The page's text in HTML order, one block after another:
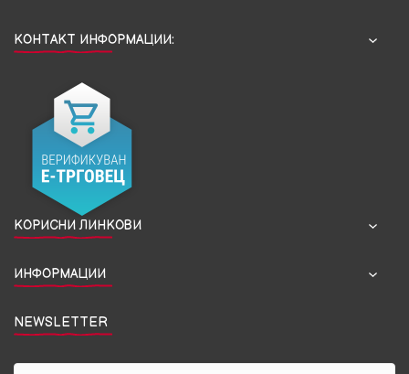
КОНТАКТ ИНФОРМАЦИИ:
КОРИСНИ ЛИНКОВИ
ИНФОРМАЦИИ
NEWSLETTER